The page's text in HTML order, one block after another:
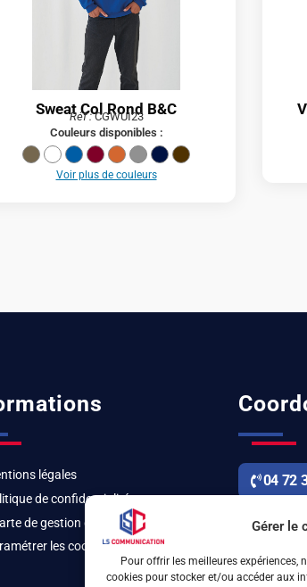
Gérer le
Pour offrir les meilleures expériences,
cookies pour stocker et/ou accéder aux
Sweat Col Rond B&C
Réf :CGWUI23
Couleurs disponibles :
Voir plus de couleurs
légales
de confidentialité
de gestion des cookies
les cookies
04 72
6 rue